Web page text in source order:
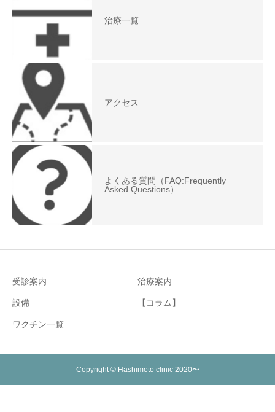
治療一覧
アクセス
よくある質問（FAQ:Frequently
Asked Questions）
受診案内 治療案内
設備 【コラム】
ワクチン一覧
Copyright © Hashimoto clinic 2020〜